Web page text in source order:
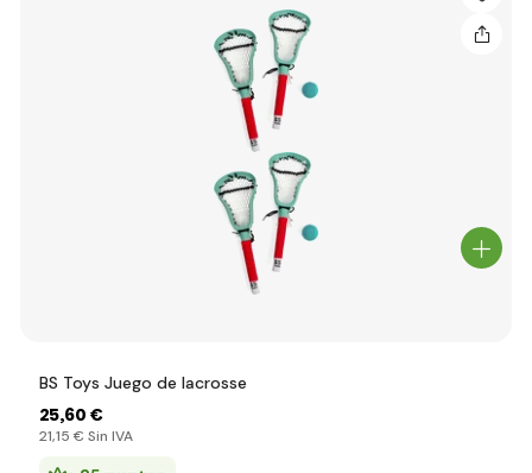
BS Toys Juego de lacrosse
25,60 €
21,15 € Sin IVA